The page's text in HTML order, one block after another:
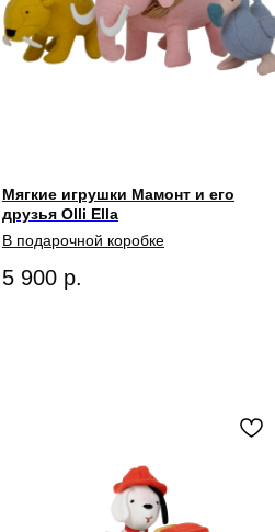
Мягкие игрушки Мамонт и его
друзья Olli Ella
В подарочной коробке
5 900 р.